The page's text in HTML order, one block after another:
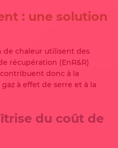
: une solution
de chaleur utilisent des
récupération (EnR&R)
donc à la
à effet de serre et à la
du coût de